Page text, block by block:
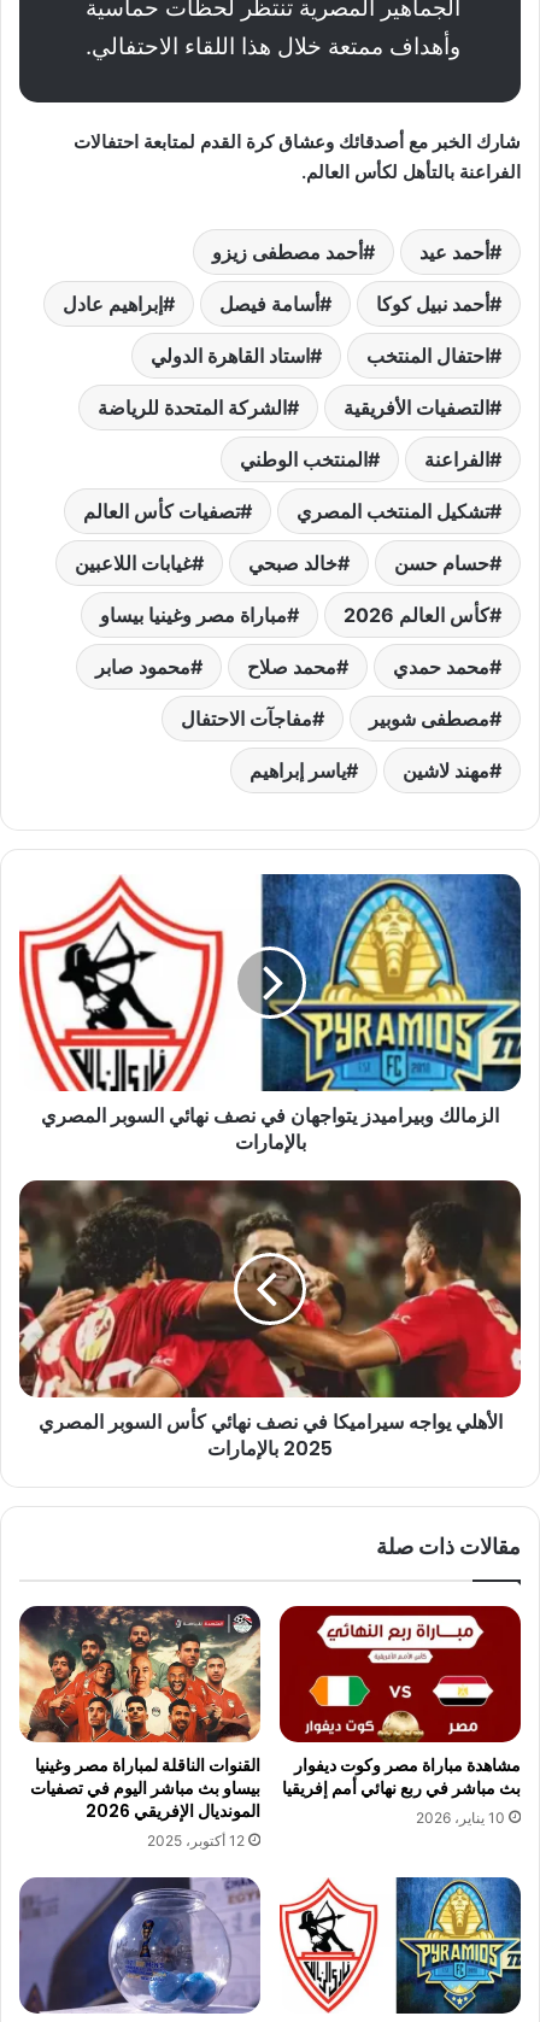
الجماهير المصرية تنتظر لحظات حماسية
وأهداف ممتعة خلال هذا اللقاء الاحتفالي.
شارك الخبر مع أصدقائك وعشاق كرة القدم لمتابعة احتفالات
الفراعنة بالتأهل لكأس العالم.
أحمد عيد أحمد مصطفى زيزو
أحمد نبيل كوكا أسامة فيصل إبراهيم عادل
احتفال المنتخب استاد القاهرة الدولي
التصفيات الأفريقية الشركة المتحدة للرياضة
الفراعنة المنتخب الوطني
تشكيل المنتخب المصري تصفيات كأس العالم
حسام حسن خالد صبحي غيابات اللاعبين
كأس العالم 2026 مباراة مصر وغينيا بيساو
محمد حمدي محمد صلاح محمود صابر
مصطفى شوبير مفاجآت الاحتفال
مهند لاشين ياسر إبراهيم
الزمالك
وبيراميدز
يتواجهان
نصف
نهائي
السوبر
المصري
بالإمارات
الزمالك وبيراميدز يتواجهان في نصف نهائي السوبر المصري
بالإمارات
الأهلي
يواجه
سيراميكا
في
نصف
نهائي
كأس
السوبر
المصري
2025
الأهلي يواجه سيراميكا في نصف نهائي كأس السوبر المصري
2025 بالإمارات
مقالات ذات صلة
مشاهدة مباراة مصر وكوت ديفوار
بث مباشر في ربع نهائي أمم إفريقيا
10 يناير، 2026
القنوات الناقلة لمباراة مصر وغينيا
بيساو بث مباشر اليوم في تصفيات
المونديال الإفريقي 2026
12 أكتوبر، 2025